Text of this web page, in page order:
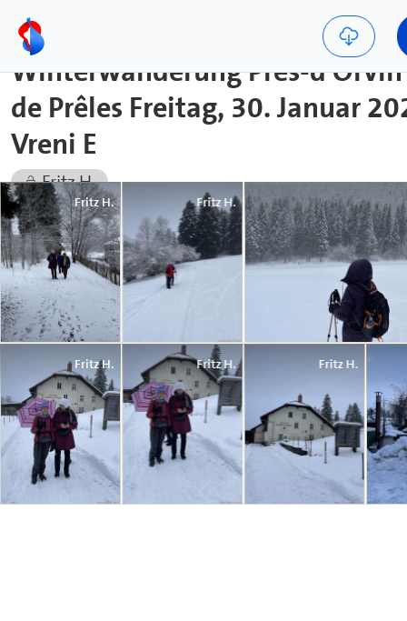
Winterwanderung Prés-
de Prêles Freitag, 30. Januar
Vreni E
Fritz H.
Fritz H. Fritz H.
Fritz H. Fritz H. Fritz H.